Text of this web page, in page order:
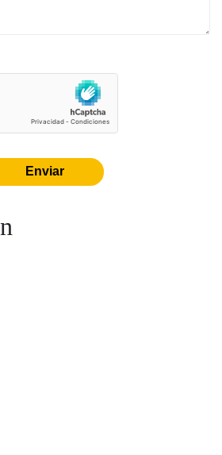
Enviar